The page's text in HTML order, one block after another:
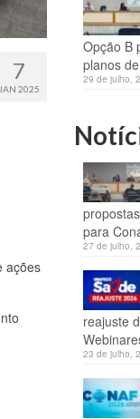
7
JAN 2025
ações
Opção B
planos
29 de julho,
para
27 de julho,
reajuste
23 de julho,